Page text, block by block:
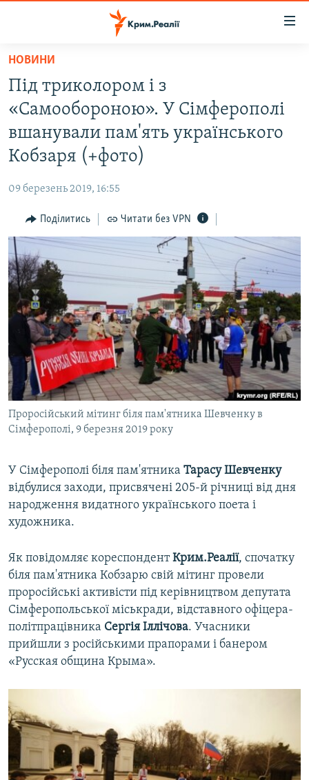
Перейти
основного
матеріалу
до
основної
Перейти
пошуку
ВОДА.КРИМ
ВІДЕО ТА ФОТО
ПОЛІТИКА
ПОГЛЯД
ІНТЕРВ'Ю
ВСЕ ЗА ДЕНЬ
СПЕЦПРОЕКТИ
ДЕПОРТАЦІЯ
ВІДЕОУРОКИ «ELIFBE»
СВІДЧЕННЯ ОКУПАЦІЇ
УКРАЇНСЬКА ПРОБЛЕМА КРИМУ
ІНФОГРАФІКА
ЯК ОБІЙТИ БЛОКУВАННЯ
Русский
Qırımtatar
ДОЛУЧАЙСЯ!
НОВИНИ
Під триколором і з
«Самообороною». У Сімферополі
вшанували пам'ять українського
Кобзаря (+фото)
09 березень 2019, 16:55
Поділитись Читати без VPN
Проросійський мітинг біля пам'ятника Шевченку в
Сімферополі, 9 березня 2019 року
У Сімферополі біля пам'ятника Тарасу Шевченку
відбулися заходи, присвячені 205-й річниці від дня
народження видатного українського поета і
художника.
Як повідомляє кореспондентКрим.Реалії, спочатку
біля пам'ятника Кобзарю свій мітинг провели
проросійські активісти під керівництвом депутата
Сімферопольської міськради, відставного офіцера-
політпрацівника Сергія Іллічова. Учасники
прийшли з російськими прапорами і банером
«Русская община Крыма».